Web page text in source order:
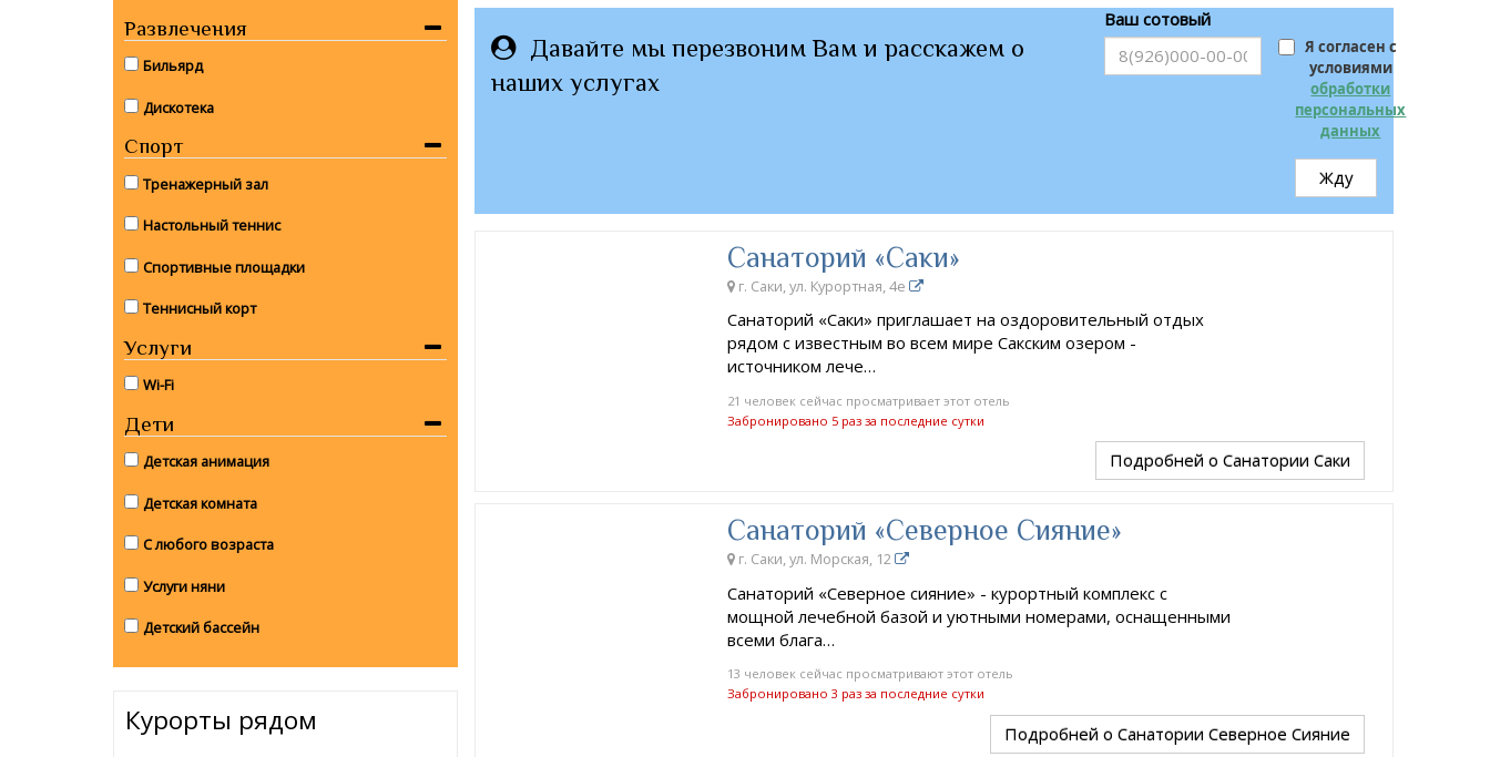
Давайте мы перезвоним Вам и расскажем о
наших услугах
Ваш сотовый
Я согласен с
условиями
обработки
персональных
данных
Жду
Санаторий «Саки»
г. Саки, ул. Курортная, 4e
Санаторий «Саки» приглашает на оздоровительный отдых
рядом с известным во всем мире Сакским озером -
источником лече…
21 человек сейчас просматривает этот отель
Забронировано 5 раз за последние сутки
Подробней о Санатории Саки
Санаторий «Северное Сияние»
г. Саки, ул. Морская, 12
Санаторий «Северное сияние» - курортный комплекс с
мощной лечебной базой и уютными номерами, оснащенными
всеми блага…
13 человек сейчас просматривают этот отель
Забронировано 3 раз за последние сутки
Подробней о Санатории Северное Сияние
Развлечения
Бильярд
Дискотека
Спорт
Тренажерный зал
Настольный теннис
Спортивные площадки
Теннисный корт
Услуги
Wi-Fi
Дети
Детская анимация
Детская комната
С любого возраста
Услуги няни
Детский бассейн
Курорты рядом